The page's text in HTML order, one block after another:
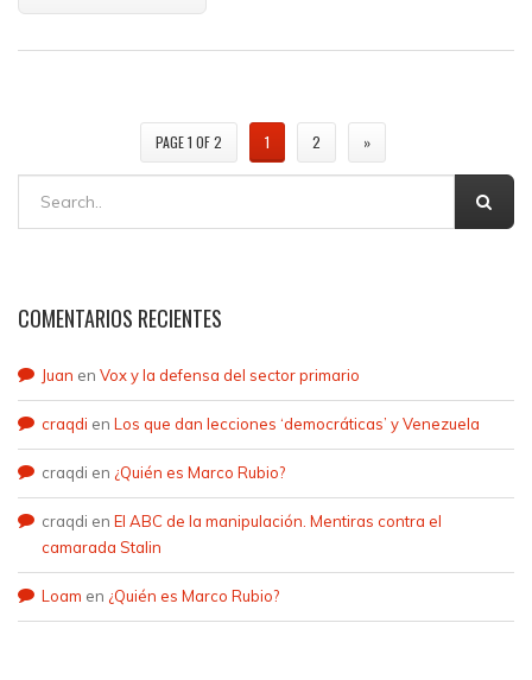
PAGE 1 OF 2 1 2 »
COMENTARIOS RECIENTES
Juan en Vox y la defensa del sector primario
craqdi en Los que dan lecciones ‘democráticas’ y Venezuela
craqdi en ¿Quién es Marco Rubio?
craqdi en El ABC de la manipulación. Mentiras contra el
camarada Stalin
Loam en ¿Quién es Marco Rubio?